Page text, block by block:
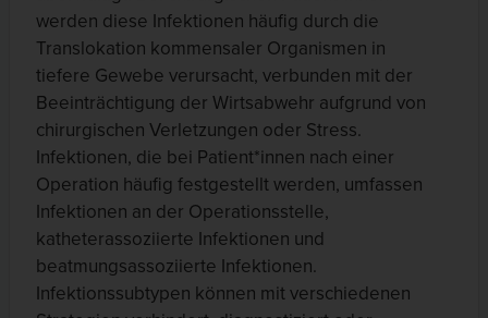
werden diese Infektionen häufig durch die
Translokation kommensaler Organismen in
tiefere Gewebe verursacht, verbunden mit der
Beeinträchtigung der Wirtsabwehr aufgrund von
chirurgischen Verletzungen oder Stress.
Infektionen, die bei Patient*innen nach einer
Operation häufig festgestellt werden, umfassen
Infektionen an der Operationsstelle,
katheterassoziierte Infektionen und
beatmungsassoziierte Infektionen.
Infektionssubtypen können mit verschiedenen